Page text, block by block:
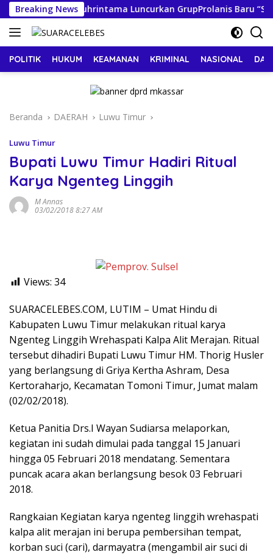
Langsung
ke
konten
Breaking News
Klinik Nuhrintama Luncurkan GrupProlanis Baru
POLITIK HUKUM KEAMANAN KRIMINAL NASIONAL
Beranda DAERAH Luwu Timur
Luwu Timur
Bupati Luwu Timur Hadiri Ritual
Karya Ngenteg Linggih
M Annas
03/02/2018 8:27 AM
Views: 34
SUARACELEBES.COM, LUTIM – Umat Hindu di
Kabupaten Luwu Timur melakukan ritual karya
Ngenteg Linggih Wrehaspati Kalpa Alit Merajan. Ritual
tersebut dihadiri Bupati Luwu Timur HM. Thorig Husler
yang berlangsung di Griya Kertha Ashram, Desa
Kertoraharjo, Kecamatan Tomoni Timur, Jumat malam
(02/02/2018).
Ketua Panitia Drs.I Wayan Sudiarsa melaporkan,
kegiatan ini sudah dimulai pada tanggal 15 Januari
hingga 05 Februari 2018 mendatang. Sementara
puncak acara akan berlangsung besok 03 Februari
2018.
Rangkaian Kegiatan karya ngenteg linggih wrehaspati
kalpa alit merajan ini berupa pembersihan tempat,
korban suci (cari), darmayatra (mengambil air suci di